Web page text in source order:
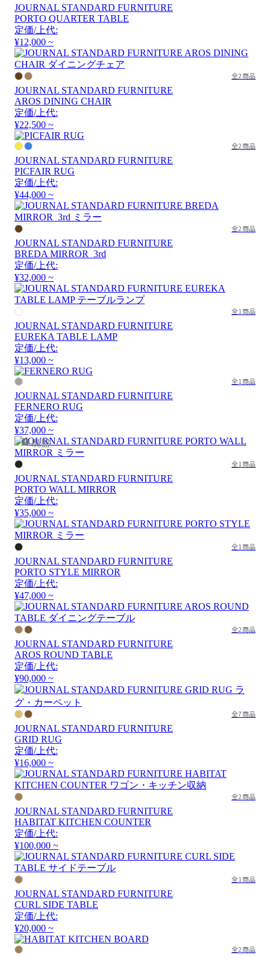
JOURNAL STANDARD FURNITURE
PORTO QUARTER TABLE
定価/上代:
¥12,000 ~
全2商品
JOURNAL STANDARD FURNITURE
AROS DINING CHAIR
定価/上代:
¥22,500 ~
全2商品
JOURNAL STANDARD FURNITURE
PICFAIR RUG
定価/上代:
¥44,000 ~
全2商品
JOURNAL STANDARD FURNITURE
BREDA MIRROR_3rd
定価/上代:
¥32,000 ~
全1商品
JOURNAL STANDARD FURNITURE
EUREKA TABLE LAMP
定価/上代:
¥13,000 ~
全1商品
JOURNAL STANDARD FURNITURE
FERNERO RUG
定価/上代:
¥37,000 ~
廃盤
全1商品
JOURNAL STANDARD FURNITURE
PORTO WALL MIRROR
定価/上代:
¥35,000 ~
全1商品
JOURNAL STANDARD FURNITURE
PORTO STYLE MIRROR
定価/上代:
¥47,000 ~
全2商品
JOURNAL STANDARD FURNITURE
AROS ROUND TABLE
定価/上代:
¥90,000 ~
全7商品
JOURNAL STANDARD FURNITURE
GRID RUG
定価/上代:
¥16,000 ~
全2商品
JOURNAL STANDARD FURNITURE
HABITAT KITCHEN COUNTER
定価/上代:
¥100,000 ~
全1商品
JOURNAL STANDARD FURNITURE
CURL SIDE TABLE
定価/上代:
¥20,000 ~
全2商品